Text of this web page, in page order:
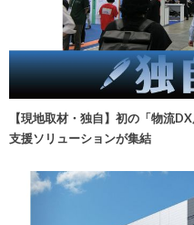
【現地取材・独自】初の「物流
支援ソリューションが集結